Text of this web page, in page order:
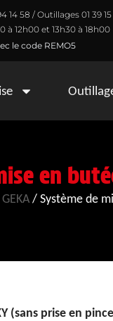
14 58 / Outillages 01 39
à 12h00 et 13h30 à 18h00
le code REMO5
en
/Système de
(sans prise en